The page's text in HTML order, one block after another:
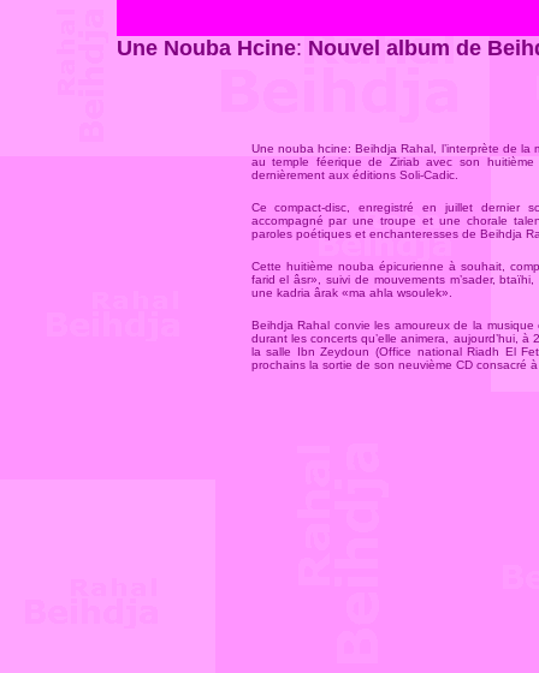
Une Nouba Hcine: Nouvel album de
Une nouba hcine: Beihdja Rahal, l’interprète de
au temple féerique de Ziriab avec son
dernièrement aux éditions Soli-Cadic.
Ce compact-disc, enregistré en juillet dernier
accompagné par une troupe et une chorale
paroles poétiques et enchanteresses de Beihdja
Cette huitième nouba épicurienne à souhait,
farid el âsr», suivi de mouvements m’sader,
une kadria ârak «ma ahla wsoulek».
Beihdja Rahal convie les amoureux de la
durant les concerts qu’elle animera, aujourd’hui,
la salle Ibn Zeydoun (Office national Riadh El
prochains la sortie de son neuvième CD consacré